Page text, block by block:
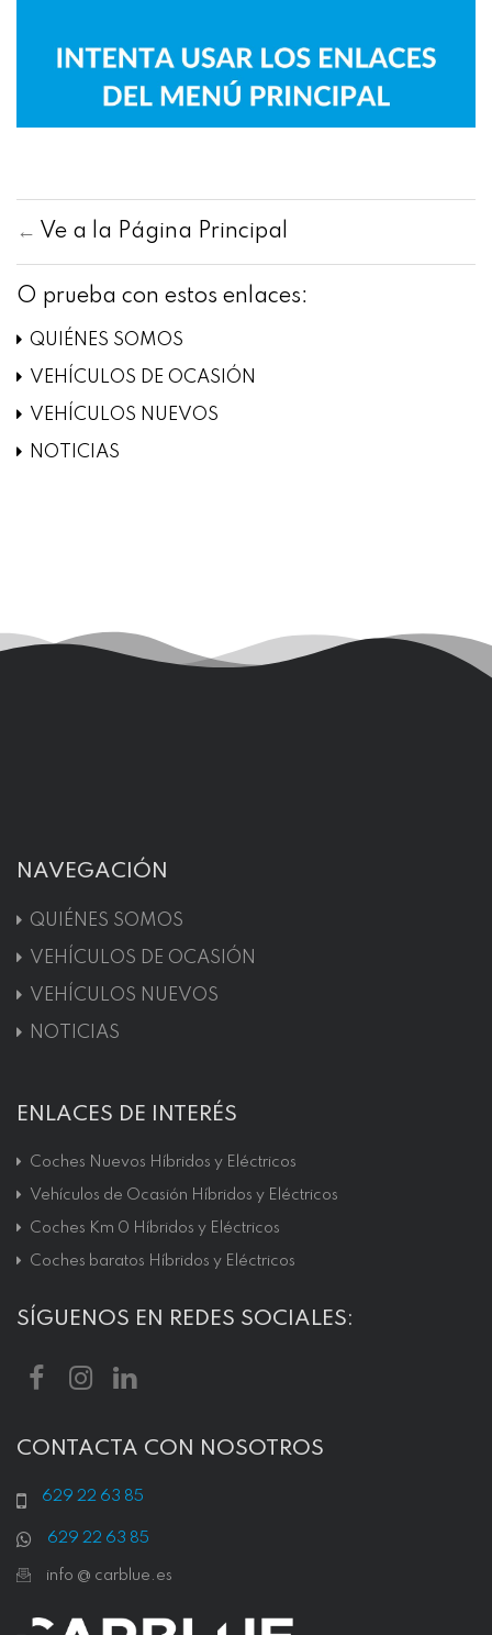
← Ve a la Página Principal
O prueba con estos enlaces:
QUIÉNES SOMOS
VEHÍCULOS DE OCASIÓN
VEHÍCULOS NUEVOS
NOTICIAS
NAVEGACIÓN
QUIÉNES SOMOS
VEHÍCULOS DE OCASIÓN
VEHÍCULOS NUEVOS
NOTICIAS
ENLACES DE INTERÉS
Coches Nuevos Híbridos y Eléctricos
Vehículos de Ocasión Híbridos y Eléctricos
Coches Km 0 Híbridos y Eléctricos
Coches baratos Híbridos y Eléctricos
SÍGUENOS EN REDES SOCIALES:
CONTACTA CON NOSOTROS
629 22 63 85
629 22 63 85
info @ carblue.es